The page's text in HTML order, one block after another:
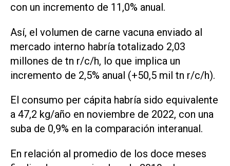
con un incremento de 11,0% anual.
Así, el volumen de carne vacuna enviado al
mercado interno habría totalizado 2,03
millones de tn r/c/h, lo que implica un
incremento de 2,5% anual (+50,5 mil tn r/c/h).
El consumo per cápita habría sido equivalente
a 47,2 kg/año en noviembre de 2022, con una
suba de 0,9% en la comparación interanual.
En relación al promedio de los doce meses